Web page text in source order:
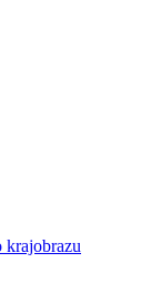
krajobrazu